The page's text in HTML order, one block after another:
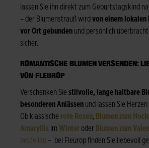
lassen Sie ihn direkt zum Geburtstagskind
– der Blumenstrauß wird von einem lokalen
vor Ort gebunden und persönlich
sicher.
ROMANTISCHE BLUMEN VERSENDEN:
ON FLEUROP
Verschenken Sie stilvolle, lange haltbare
besonderen Anlässen und lassen Sie
Ob klassische rote Rosen, Blumen zum
Amaryllis im Winteroder Blumen zum
bestellen – bei Fleurop finden Sie liebevoll